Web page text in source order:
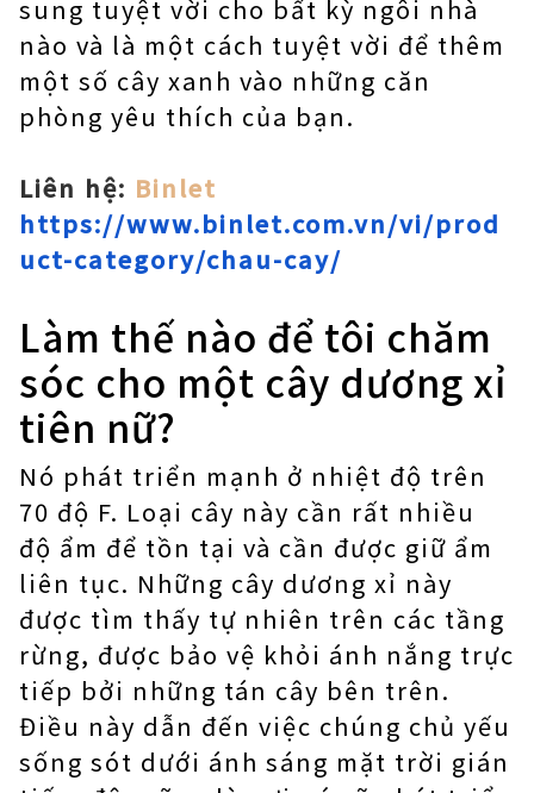
sung tuyệt vời cho bất kỳ ngôi nhà
nào và là một cách tuyệt vời để thêm
một số cây xanh vào những căn
phòng yêu thích của bạn.
Liên hệ: Binlet
https://www.binlet.com.vn/vi/prod
uct-category/chau-cay/
Làm thế nào để tôi chăm
sóc cho một cây dương xỉ
tiên nữ?
Nó phát triển mạnh ở nhiệt độ trên
70 độ F. Loại cây này cần rất nhiều
độ ẩm để tồn tại và cần được giữ ẩm
liên tục. Những cây dương xỉ này
được tìm thấy tự nhiên trên các tầng
rừng, được bảo vệ khỏi ánh nắng trực
tiếp bởi những tán cây bên trên.
Điều này dẫn đến việc chúng chủ yếu
sống sót dưới ánh sáng mặt trời gián